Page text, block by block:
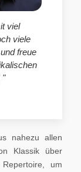
viel
viele
freue
"
nahezu allen
Klassik über
um